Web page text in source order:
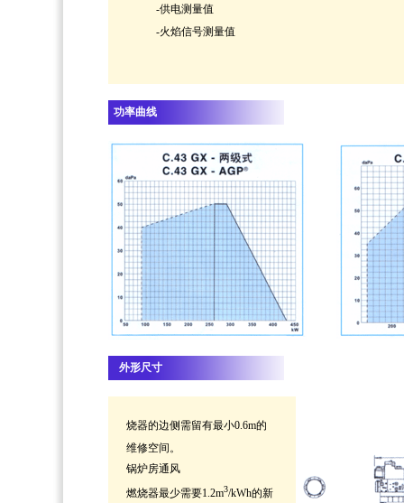
-供电测量值
-火焰信号测量值
功率曲线
外形尺寸
烧器的边侧需留有最小0.6m的
维修空间。
锅炉房通风
燃烧器最少需要1.2m3/kWh的新